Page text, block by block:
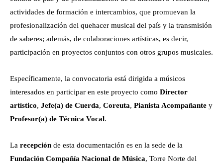
actividades de formación e intercambios, que promuevan la
profesionalización del quehacer musical del país y la transmisión
de saberes; además, de colaboraciones artísticas, es decir,
participación en proyectos conjuntos con otros grupos musicales.
Específicamente, la convocatoria está dirigida a músicos
interesados en participar en este proyecto como Director
artístico, Jefe(a) de Cuerda, Coreuta, Pianista Acompañante y
Profesor(a) de Técnica Vocal.
La recepción de esta documentación es en la sede de la
Fundación Compañía Nacional de Música, Torre Norte del